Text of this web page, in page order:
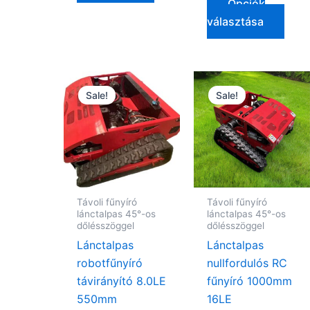
Opciók
választása
Sale!
Távoli fűnyíró
lánctalpas 45°-os
dőlésszöggel
Lánctalpas
robotfűnyíró
távirányító 8.0LE
550mm
Ártartomány:
$1,800.00
-
$2,200.00
a
terméknek
több
variációja
van.
változatok
termékoldalon
választhatók
ki
Sale!
Távoli fűnyíró
lánctalpas 45°-os
dőlésszöggel
Lánctalpas
nullfordulós RC
fűnyíró 1000mm
16LE
$2,700.00
-
$3,200.00
Ennek
a
több
van.
A
ki